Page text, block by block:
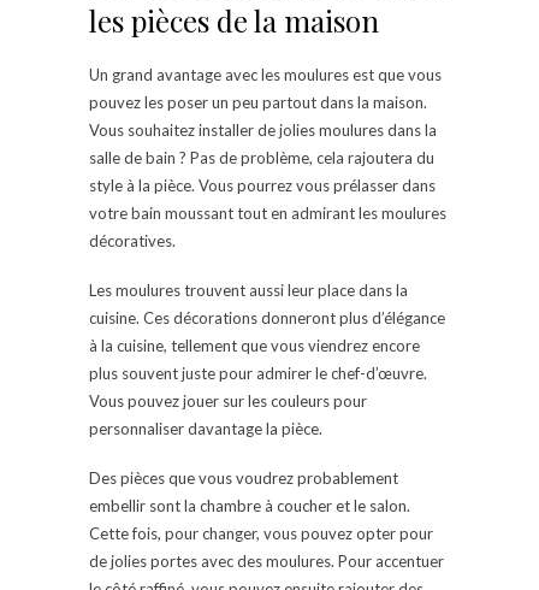
les pièces de la maison
Un grand avantage avec les moulures est que vous
pouvez les poser un peu partout dans la maison.
Vous souhaitez installer de jolies moulures dans la
salle de bain ? Pas de problème, cela rajoutera du
style à la pièce. Vous pourrez vous prélasser dans
votre bain moussant tout en admirant les moulures
décoratives.
Les moulures trouvent aussi leur place dans la
cuisine. Ces décorations donneront plus d’élégance
à la cuisine, tellement que vous viendrez encore
plus souvent juste pour admirer le chef-d’œuvre.
Vous pouvez jouer sur les couleurs pour
personnaliser davantage la pièce.
Des pièces que vous voudrez probablement
embellir sont la chambre à coucher et le salon.
Cette fois, pour changer, vous pouvez opter pour
de jolies portes avec des moulures. Pour accentuer